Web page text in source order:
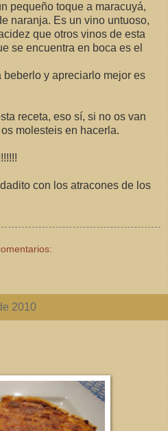
pequeño toque a maracuyá,
naranja. Es un vino untuoso,
que otros vinos de esta
se encuentra en boca es el
y apreciarlo mejor es
receta, eso sí, si no os van
molesteis en hacerla.
con los atracones de los
2010